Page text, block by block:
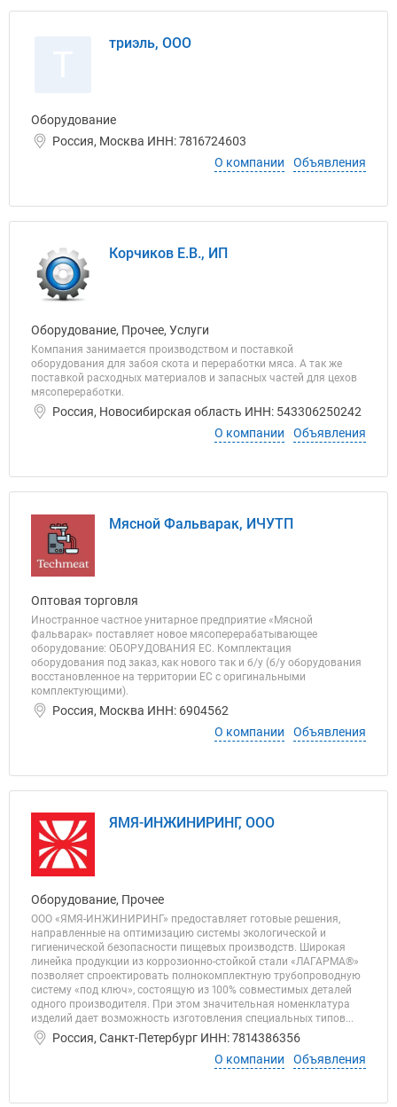
триэль, ООО
Оборудование
Россия, Москва ИНН: 7816724603
О компании
Объявления
Корчиков Е.В., ИП
Оборудование, Прочее, Услуги
Компания занимается производством и поставкой
оборудования для забоя скота и переработки мяса. А так же
поставкой расходных материалов и запасных частей для цехов
мясопереработки.
Россия, Новосибирская область ИНН: 543306250242
О компании
Объявления
Мясной Фальварак, ИЧУТП
Оптовая торговля
Иностранное частное унитарное предприятие «Мясной
фальварак» поставляет новое мясоперерабатывающее
оборудование: ОБОРУДОВАНИЯ ЕС. Комплектация
оборудования под заказ, как нового так и б/у (б/у оборудования
восстановленное на территории ЕС с оригинальными
комплектующими).
Россия, Москва ИНН: 6904562
О компании
Объявления
ЯМЯ-ИНЖИНИРИНГ, ООО
Оборудование, Прочее
ООО «ЯМЯ-ИНЖИНИРИНГ» предоставляет готовые решения,
направленные на оптимизацию системы экологической и
гигиенической безопасности пищевых производств. Широкая
линейка продукции из коррозионно-стойкой стали «ЛАГАРМА®»
позволяет спроектировать полнокомплектную трубопроводную
систему «под ключ», состоящую из 100% совместимых деталей
одного производителя. При этом значительная номенклатура
изделий дает возможность изготовления специальных типов...
Россия, Санкт-Петербург ИНН: 7814386356
О компании
Объявления